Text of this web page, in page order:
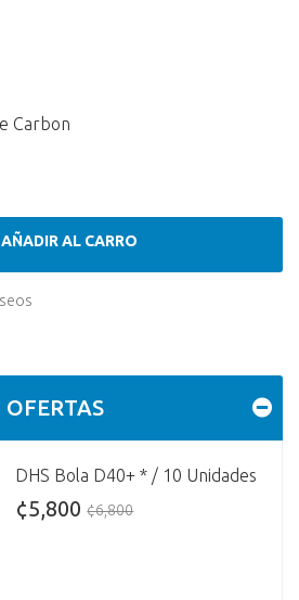
Carbon
AÑADIR AL CARRO
OFERTAS
DHS Bola D40+ * / 10 Unidades
¢5,800 ¢6,800